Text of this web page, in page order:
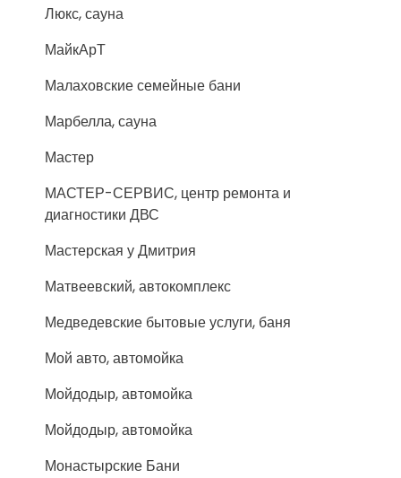
Люкс, сауна
МайкАрТ
Малаховские семейные бани
Марбелла, сауна
Мастер
МАСТЕР-СЕРВИС, центр ремонта и
диагностики ДВС
Мастерская у Дмитрия
Матвеевский, автокомплекс
Медведевские бытовые услуги, баня
Мой авто, автомойка
Мойдодыр, автомойка
Мойдодыр, автомойка
Монастырские Бани